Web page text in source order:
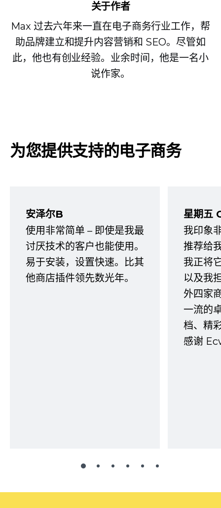
关于作者
Max 过去六年来一直在电子商务行业工作，帮
助品牌建立和提升内容营销和 SEO。尽管如
此，他也有创业经验。业余时间，他是一名小
说作家。
为您提供支持的电子商务
安泽尔B
使用非常简单 – 即使是我最
讨厌技术的客户也能使用。
易于安装，设置快速。比其
他商店插件领先数光年。
星期五
我印象
推荐给
我正将
以及我
外四家
一流的
档、精
感谢